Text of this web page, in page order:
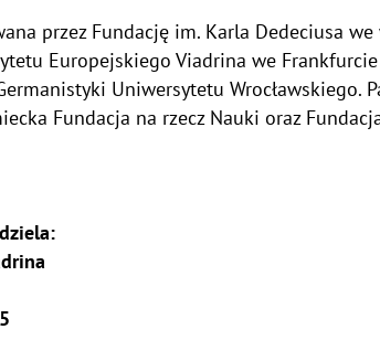
przez Fundację im. Karla Dedeciusa
Europejskiego Viadrina we
Uniwersytetu Wrocławskiego.
Fundacja na rzecz Nauki oraz